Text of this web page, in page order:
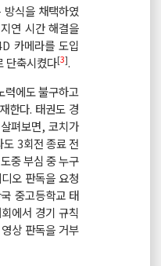
식을 채택하였
연 시간 해결을
카메라를 도입
단축시켰다[3].
력에도 불구하고
한다. 태권도 경
펴보면, 코치가
3회전 종료 전
중 부심 중 누구
오 판독을 요청
중고등학교 태
에서 경기 규칙
상 판독을 거부